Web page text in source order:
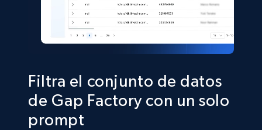
eCommerce
Amazon sellers info
Filtra el conjunto de datos
de Gap Factory con un solo
prompt